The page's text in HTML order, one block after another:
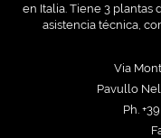
en Italia. Tiene 3 plantas
asistencia técnica,
Via
Pavullo
Ph.